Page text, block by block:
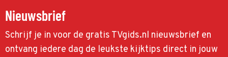
Nieuwsbrief
Schrijf je in voor de gratis TVgids.nl nieuwsbrief en
ontvang iedere dag de leukste kijktips direct in jouw